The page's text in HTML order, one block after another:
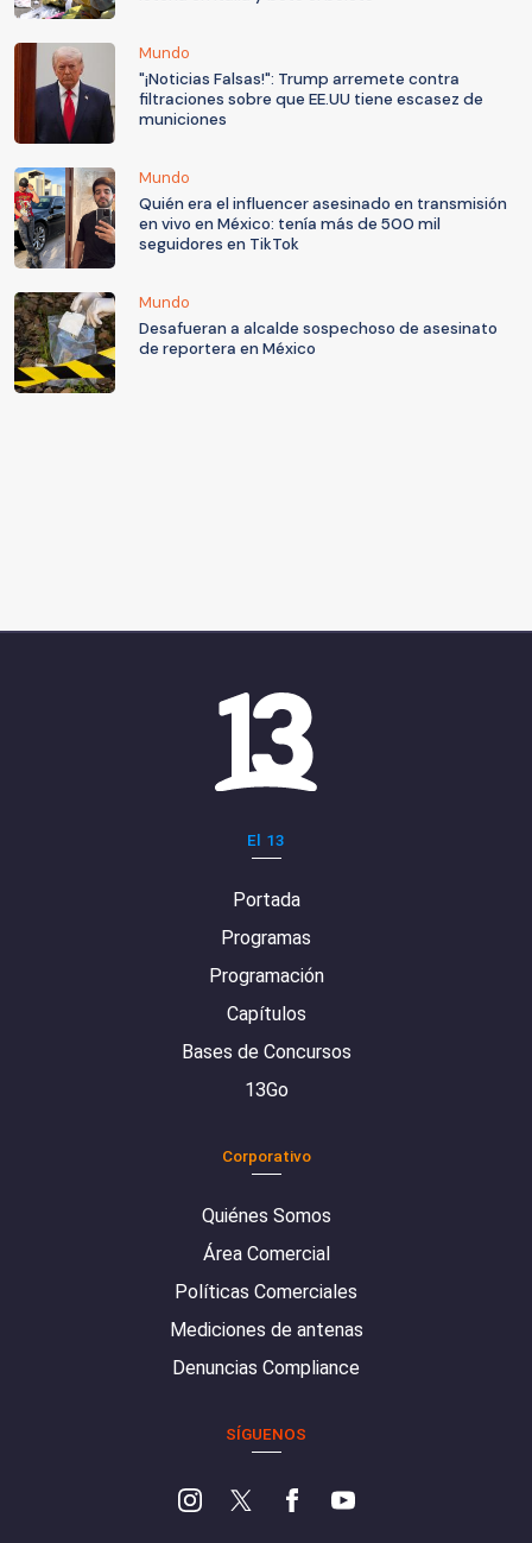
Mundo
"¡Noticias Falsas!": Trump arremete contra
filtraciones sobre que EE.UU tiene escasez de
municiones
Mundo
Quién era el influencer asesinado en transmisión
en vivo en México: tenía más de 500 mil
seguidores en TikTok
Mundo
Desafueran a alcalde sospechoso de asesinato
de reportera en México
El 13
Portada
Programas
Programación
Capítulos
Bases de Concursos
13Go
Corporativo
Quiénes Somos
Área Comercial
Políticas Comerciales
Mediciones de antenas
Denuncias Compliance
SÍGUENOS